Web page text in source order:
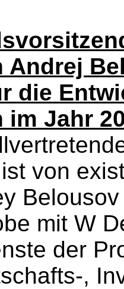
Andrej
die
im Jahr
von
mit W
der
,